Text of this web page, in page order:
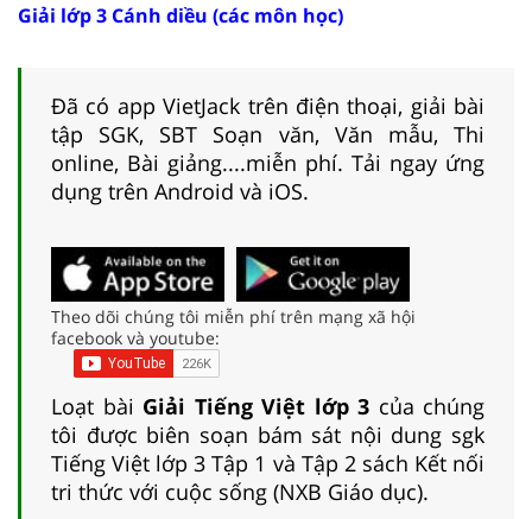
Giải lớp 3 Cánh diều (các môn học)
Đã có app VietJack trên điện thoại, giải bài
tập SGK, SBT Soạn văn, Văn mẫu, Thi
online, Bài giảng....miễn phí. Tải ngay ứng
dụng trên Android và iOS.
Theo dõi chúng tôi miễn phí trên mạng xã hội
facebook và youtube:
Loạt bài Giải Tiếng Việt lớp 3 của chúng
tôi được biên soạn bám sát nội dung sgk
Tiếng Việt lớp 3 Tập 1 và Tập 2 sách Kết nối
tri thức với cuộc sống (NXB Giáo dục).